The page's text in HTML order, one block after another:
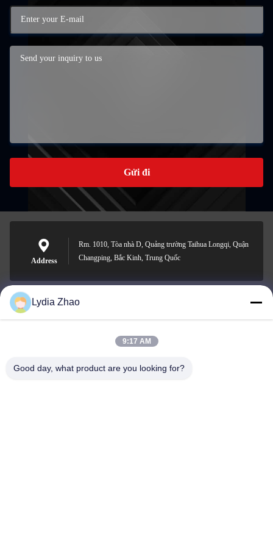
Gửi đi
Address
Rm. 1010, Tòa nhà D, Quảng trường Taihua Longqi, Quận
Changping, Bắc Kinh, Trung Quốc
jesingd@vip.sina.com
Lydia Zhao
9:17 AM
Good day, what product are you looking for?